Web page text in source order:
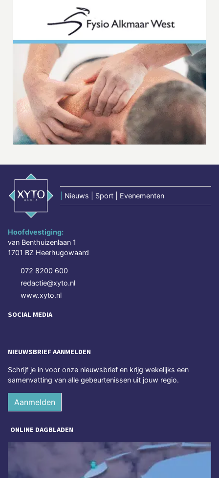
Nieuws | Sport | Evenementen
Hoofdvestiging:
van Benthuizenlaan 1
1701 BZ Heerhugowaard
072 8200 600
redactie@xyto.nl
www.xyto.nl
SOCIAL MEDIA
NIEUWSBRIEF AANMELDEN
Schrijf je in voor onze nieuwsbrief en krijg wekelijks een
samenvatting van alle gebeurtenissen uit jouw regio.
Aanmelden
ONLINE DAGBLADEN